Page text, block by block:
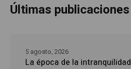
Últimas publicaciones
La época de la intranquilidad
5 agosto, 2026